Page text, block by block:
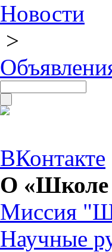
Новости
>
ВКонтакте
О «Школе
Миссия
Научные